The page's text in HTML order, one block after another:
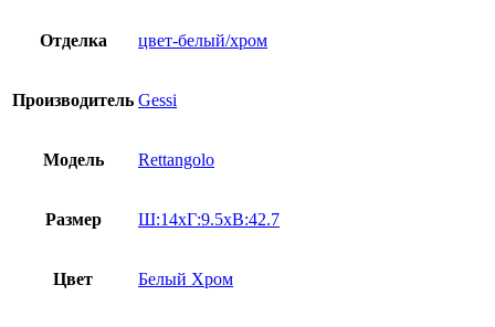
Отделка цвет-белый/хром
Производитель Gessi
Модель Rettangolo
Размер Ш:14xГ:9.5xВ:42.7
Цвет Белый Хром